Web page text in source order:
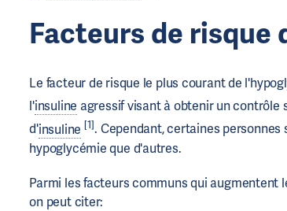
Facteurs de risque
Le facteur de risque le plus courant de
l'insuline agressif visant à obtenir un contrôle
d'insuline [1]. Cependant, certaines
hypoglycémie que d'autres.
Parmi les facteurs communs qui augmentent
on peut citer: